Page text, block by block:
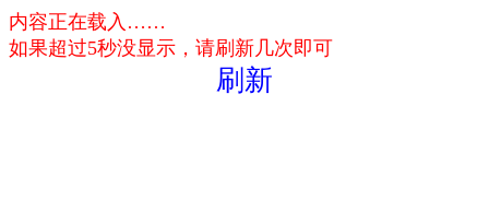
内容正在载入……
如果超过5秒没显示，请刷新几次即可
刷新